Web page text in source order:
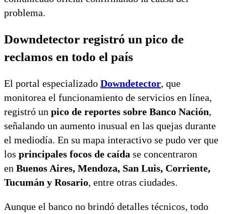
problema.
Downdetector registró un pico de
reclamos en todo el país
El portal especializado Downdetector, que
monitorea el funcionamiento de servicios en línea,
registró un pico de reportes sobre Banco Nación,
señalando un aumento inusual en las quejas durante
el mediodía. En su mapa interactivo se pudo ver que
los principales focos de caída se concentraron
en Buenos Aires, Mendoza, San Luis, Corriente,
Tucumán y Rosario, entre otras ciudades.
Aunque el banco no brindó detalles técnicos, todo